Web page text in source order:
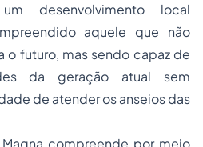
desenvolvimento local
aquele que não
o futuro, mas sendo capaz de
da geração atual sem
de atender os anseios das
compreende por meio